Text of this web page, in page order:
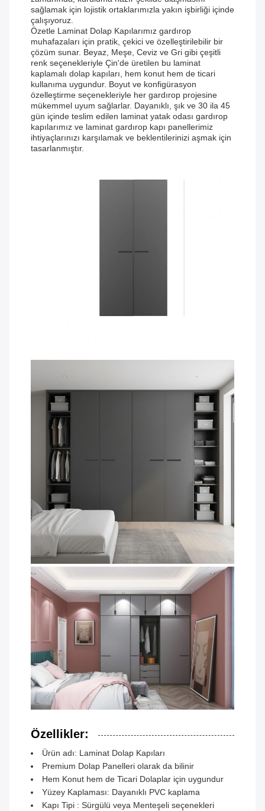
sağlamak için lojistik ortaklarımızla yakın işbirliği içinde
çalışıyoruz.
Özetle Laminat Dolap Kapılarımız gardırop
muhafazaları için pratik, çekici ve özelleştirilebilir bir
çözüm sunar. Beyaz, Meşe, Ceviz ve Gri gibi çeşitli
renk seçenekleriyle Çin'de üretilen bu laminat
kaplamalı dolap kapıları, hem konut hem de ticari
kullanıma uygundur. Boyut ve konfigürasyon
özelleştirme seçenekleriyle her gardırop projesine
mükemmel uyum sağlarlar. Dayanıklı, şık ve 30 ila 45
gün içinde teslim edilen laminat yatak odası gardırop
kapılarımız ve laminat gardırop kapı panellerimiz
ihtiyaçlarınızı karşılamak ve beklentilerinizi aşmak için
tasarlanmıştır.
Özellikler:
Ürün adı: Laminat Dolap Kapıları
Premium Dolap Panelleri olarak da bilinir
Hem Konut hem de Ticari Dolaplar için uygundur
Yüzey Kaplaması: Dayanıklı PVC kaplama
Kapı Tipi : Sürgülü veya Menteşeli seçenekleri